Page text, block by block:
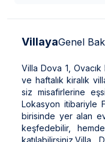
VillayaGenel
Villa Dova 1,
ve haftalık kiralık
siz misafirlerine
Lokasyon itibariyle
birisinde yer alan
keşfedebilir,